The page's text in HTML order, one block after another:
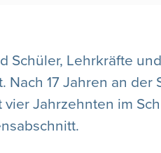
Lehrkräfte
17 Jahren an
Jahrzehnten im